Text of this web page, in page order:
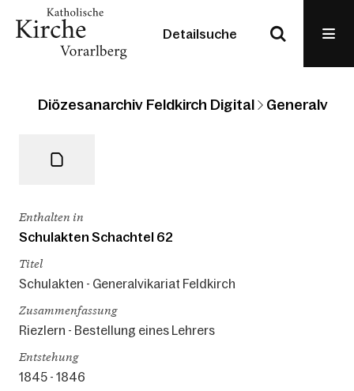
Detailsuche
Diözesanarchiv Feldkirch Digital
Enthalten in
Schulakten Schachtel 62
Titel
Schulakten - Generalvikariat Feldkirch
Zusammenfassung
Riezlern - Bestellung eines Lehrers
Entstehung
1845 - 1846